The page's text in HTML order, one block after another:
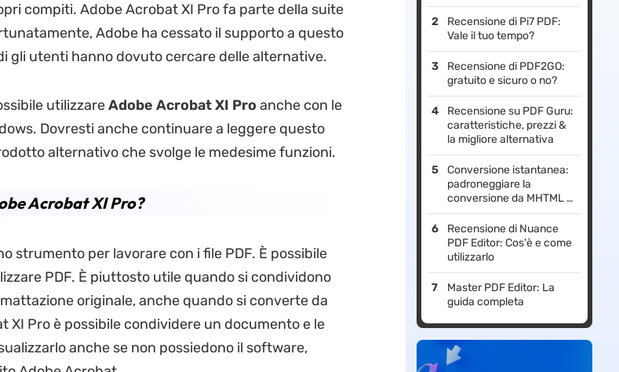
compiti. Adobe Acrobat XI Pro fa parte della suite
Adobe ha cessato il supporto a questo
gli utenti hanno dovuto cercare delle alternative.
utilizzareAdobe Acrobat XI Pro anche con le
Dovresti anche continuare a leggere questo
alternativo che svolge le medesime funzioni.
Acrobat XI Pro?
strumento per lavorare con i file PDF. È possibile
PDF. È piuttosto utile quando si condividono
originale, anche quando si converte da
XI Pro è possibile condividere un documento e le
anche se non possiedono il software,
Recensione di Pi7 PDF:
Vale il tuo tempo?
Recensione di PDF2GO:
gratuito e sicuro o no?
Recensione su PDF Guru:
caratteristiche, prezzi &
la migliore alternativa
Conversione istantanea:
padroneggiare la
conversione da MHTML a
PDF per una gestione dei
documenti senza stress
Recensione di Nuance
PDF Editor: Cos'è e come
utilizzarlo
Master PDF Editor: La
guida completa